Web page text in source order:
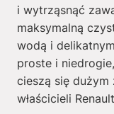
i wytrząsnąć
maksymalną
wodą i
proste i
cieszą się dużym
właścicieli